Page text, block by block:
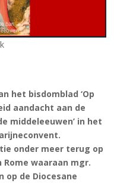
het bisdomblad ‘Op
aandacht aan de
middeleeuwen’ in het
onder meer terug op
Rome waaraan mgr.
op de Diocesane